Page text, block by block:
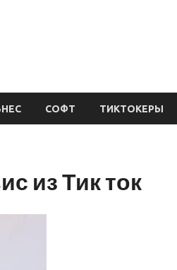
СОФТ ТИКТОКЕРЫ
из Тик ток